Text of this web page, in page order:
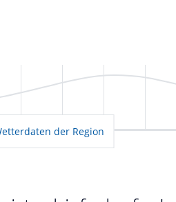
der Region